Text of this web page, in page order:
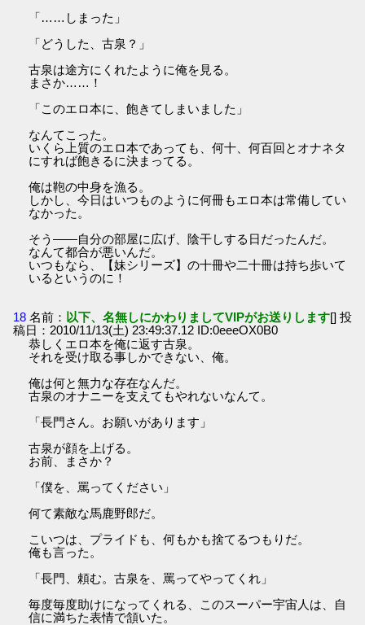
「……しまった」
「どうした、古泉？」
古泉は途方にくれたように俺を見る。
まさか……！
「このエロ本に、飽きてしまいました」
なんてこった。
いくら上質のエロ本であっても、何十、何百回とオナネタ
にすれば飽きるに決まってる。
俺は鞄の中身を漁る。
しかし、今日はいつものように何冊もエロ本は常備してい
なかった。
そう――自分の部屋に広げ、陰干しする日だったんだ。
なんて都合が悪いんだ。
いつもなら、【妹シリーズ】の十冊や二十冊は持ち歩いて
いるというのに！
18 名前： 以下、名無しにかわりましてVIPがお送りします[] 投
稿日：2010/11/13(土) 23:49:37.12 ID:0eeeOX0B0
恭しくエロ本を俺に返す古泉。
それを受け取る事しかできない、俺。
俺は何と無力な存在なんだ。
古泉のオナニーを支えてもやれないなんて。
「長門さん。お願いがあります」
古泉が顔を上げる。
お前、まさか？
「僕を、罵ってください」
何て素敵な馬鹿野郎だ。
こいつは、プライドも、何もかも捨てるつもりだ。
俺も言った。
「長門、頼む。古泉を、罵ってやってくれ」
毎度毎度助けになってくれる、このスーパー宇宙人は、自
信に満ちた表情で頷いた。